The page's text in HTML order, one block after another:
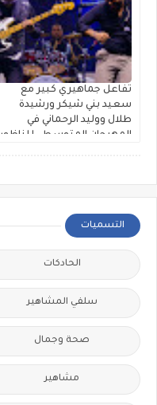
تفاعل جماهيري كبير مع
سعيد بني شيكر ورشيدة
طلال ووليد الرحماني في
المهرجان المتوسطي للناظور
التسميات
الحادكات
سلفي المشاهير
صحة وجمال
مشاهير